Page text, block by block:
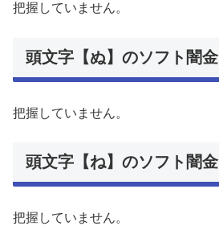
把握していません。
頭文字【ぬ】のソフト闇金
把握していません。
頭文字【ね】のソフト闇金
把握していません。